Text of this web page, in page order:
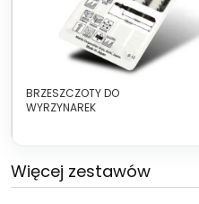
BRZESZCZOTY DO
WYRZYNAREK
Więcej zestawów